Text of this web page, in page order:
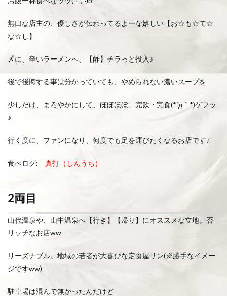
無口な店主の、優しさが伝わってるよーな嬉しい【お☆も☆て☆
な☆し】
〆に、辛いラーメンへ、【酢】チラっと投入♪
後で後悔する事は分かっていても、やめられない濃いスープを
少しだけ、まろやかにして、ほぼほぼ、完飲・完食(*´д｀*)ゲフッ
♪
行く度に、ファンになり、何度でも足を運びたくなるお店です♪
食べログ: 真打（しんうち）
2両目
山代温泉や、山中温泉へ【行き】【帰り】にオススメな立地。否
リッチなお店ww
リーズナブル。地域の若者が大喜びな定食屋サン(※勝手なイメー
ジですww)
駐車場は混んで無かったんだけど